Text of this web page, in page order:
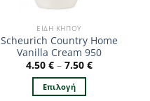
ΕΊΔΗ ΚΉΠΟΥ
Scheurich Country Home
Vanilla Cream 950
4.50 € – 7.50 €
Επιλογή